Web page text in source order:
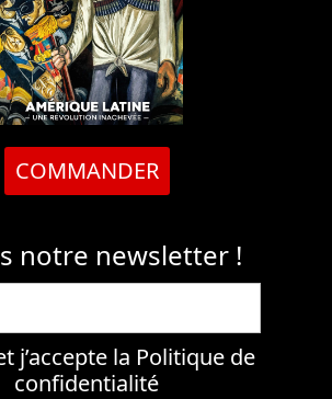
COMMANDER
notre newsletter !
j’accepte la Politique de
confidentialité